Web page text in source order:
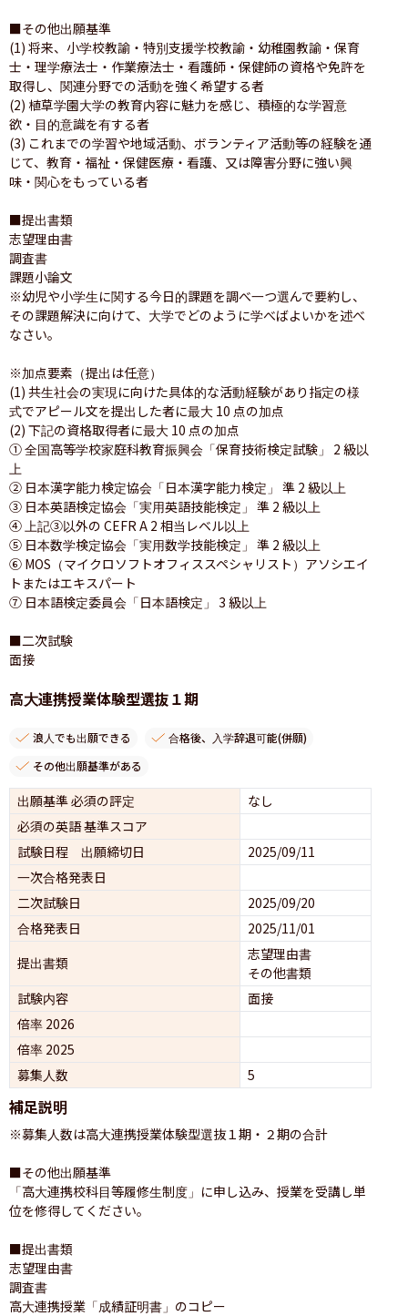
■その他出願基準
(1) 将来、小学校教諭・特別支援学校教諭・幼稚園教諭・保育
士・理学療法士・作業療法士・看護師・保健師の資格や免許を
取得し、関連分野での活動を強く希望する者
(2) 植草学園大学の教育内容に魅力を感じ、積極的な学習意
欲・目的意識を有する者
(3) これまでの学習や地域活動、ボランティア活動等の経験を通
じて、教育・福祉・保健医療・看護、又は障害分野に強い興
味・関心をもっている者
■提出書類
志望理由書
調査書
課題小論文
※幼児や小学生に関する今日的課題を調べ一つ選んで要約し、
その課題解決に向けて、大学でどのように学べばよいかを述べ
なさい。
※加点要素（提出は任意）
(1) 共生社会の実現に向けた具体的な活動経験があり指定の様
式でアピール文を提出した者に最大 10 点の加点
(2) 下記の資格取得者に最大 10 点の加点
① 全国高等学校家庭科教育振興会「保育技術検定試験」 2 級以
上
② 日本漢字能力検定協会「日本漢字能力検定」 準 2 級以上
③ 日本英語検定協会「実用英語技能検定」 準 2 級以上
④ 上記③以外の CEFR A 2 相当レベル以上
⑤ 日本数学検定協会「実用数学技能検定」 準 2 級以上
⑥ MOS（マイクロソフトオフィススペシャリスト）アソシエイ
トまたはエキスパート
⑦ 日本語検定委員会「日本語検定」 3 級以上
■二次試験
面接
高大連携授業体験型選抜１期
浪人でも出願できる
合格後、入学辞退可能(併願)
その他出願基準がある
出願基準 必須の評定
なし
必須の英語 基準スコア
試験日程 出願締切日
2025/09/11
一次合格発表日
二次試験日
2025/09/20
合格発表日
2025/11/01
提出書類
志望理由書
その他書類
試験内容
面接
倍率 2026
倍率 2025
募集人数
5
補足説明
※募集人数は高大連携授業体験型選抜１期・２期の合計
■その他出願基準
「高大連携校科目等履修生制度」に申し込み、授業を受講し単
位を修得してください。
■提出書類
志望理由書
調査書
高大連携授業「成績証明書」のコピー